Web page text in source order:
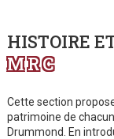
HISTOIRE
MRC
Cette section
patrimoine de
Drummond. En